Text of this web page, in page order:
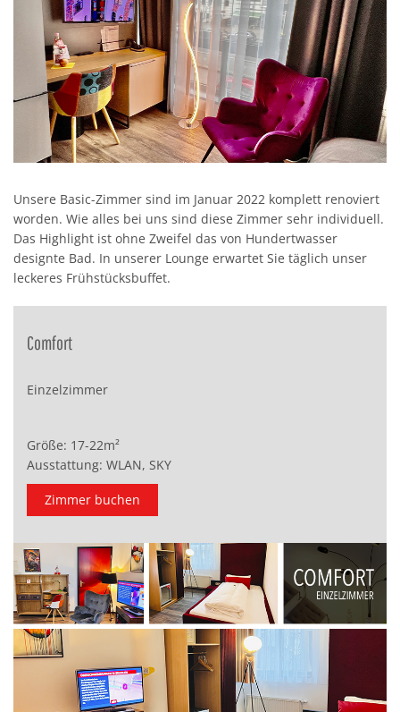
Unsere Basic-Zimmer sind im Januar 2022 komplett renoviert
worden. Wie alles bei uns sind diese Zimmer sehr individuell.
Das Highlight ist ohne Zweifel das von Hundertwasser
designte Bad. In unserer Lounge erwartet Sie täglich unser
leckeres Frühstücksbuffet.
Comfort
Einzelzimmer
Größe: 17-22m²
Ausstattung: WLAN, SKY
Zimmer buchen